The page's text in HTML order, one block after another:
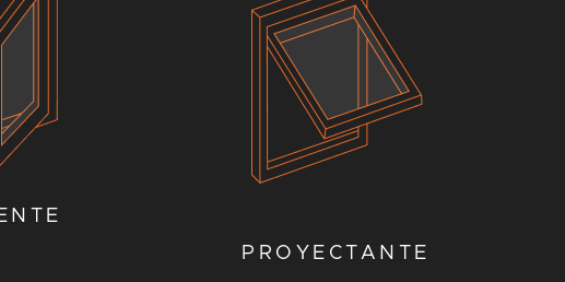
PROYECTANTE